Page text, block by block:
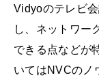
Vidyoのテレビ
し、ネットワー
できる点などが
いてはNVCのノ